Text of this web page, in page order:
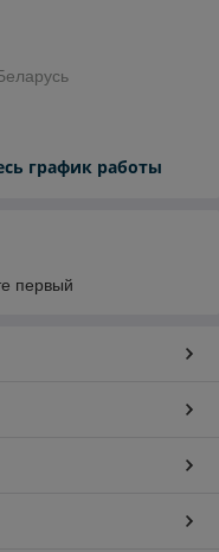
график работы
первый